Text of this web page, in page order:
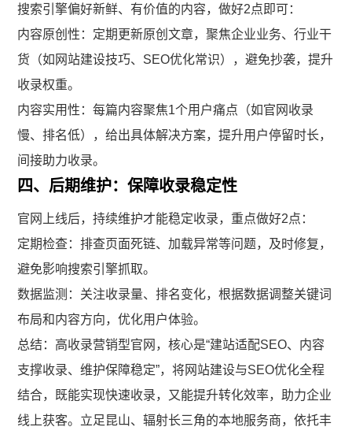
搜索引擎偏好新鲜、有价值的内容，做好2点即可：
内容原创性：定期更新原创文章，聚焦企业业务、行业干
货（如网站建设技巧、SEO优化常识），避免抄袭，提升
收录权重。
内容实用性：每篇内容聚焦1个用户痛点（如官网收录
慢、排名低），给出具体解决方案，提升用户停留时长，
间接助力收录。
四、后期维护：保障收录稳定性
官网上线后，持续维护才能稳定收录，重点做好2点：
定期检查：排查页面死链、加载异常等问题，及时修复，
避免影响搜索引擎抓取。
数据监测：关注收录量、排名变化，根据数据调整关键词
布局和内容方向，优化用户体验。
总结：高收录营销型官网，核心是“建站适配SEO、内容
支撑收录、维护保障稳定”，将网站建设与SEO优化全程
结合，既能实现快速收录，又能提升转化效率，助力企业
线上获客。立足昆山、辐射长三角的本地服务商，依托丰